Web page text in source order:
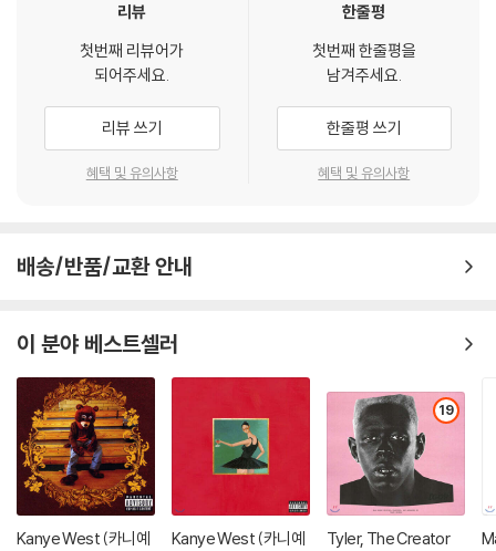
리뷰
첫번째 리뷰어가
되어주세요.
리뷰 쓰기
혜택 및 유의사항
한줄평
첫번째 한줄평을
남겨주세요.
한줄평 쓰기
혜택 및 유의사항
배송/반품/교환 안내
이 분야 베스트셀러
Kanye West (카니예
Kanye West (카니예
19
Tyler, The Creator